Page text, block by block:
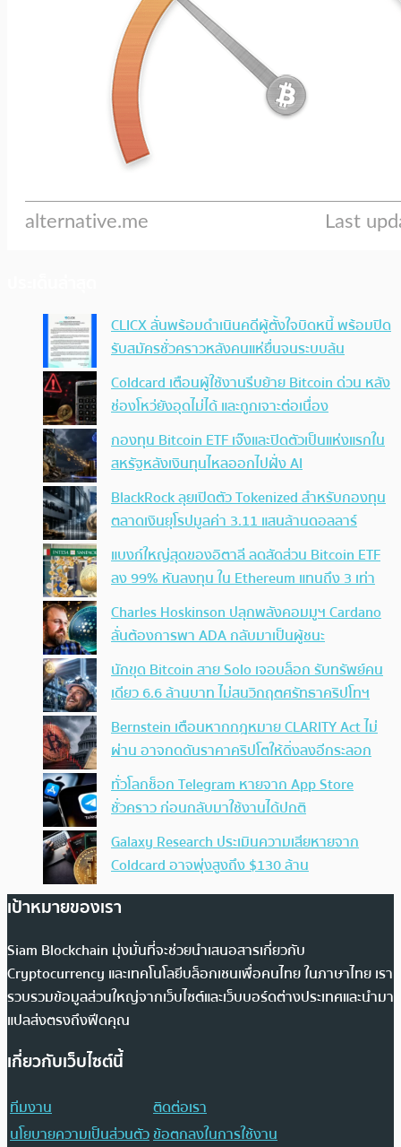
CLICX ลั่นพร้อมดำเนินคดีผู้ตั้งใจบิดหนี้ พร้อมปิด
รับสมัครชั่วคราวหลังคนแห่ยื่นจนระบบล้น
Coldcard เตือนผู้ใช้งานรีบย้าย Bitcoin ด่วน หลัง
ช่องโหว่ยังอุดไม่ได้ และถูกเจาะต่อเนื่อง
กองทุน Bitcoin ETF เจ๊งและปิดตัวเป็นแห่งแรกใน
สหรัฐหลังเงินทุนไหลออกไปฝั่ง AI
BlackRock ลุยเปิดตัว Tokenized สำหรับกองทุน
ตลาดเงินยุโรปมูลค่า 3.11 แสนล้านดอลลาร์
แบงก์ใหญ่สุดของอิตาลี ลดสัดส่วน Bitcoin ETF
ลง 99% หันลงทุน ใน Ethereum แทนถึง 3 เท่า
Charles Hoskinson ปลุกพลังคอมมูฯ Cardano
ลั่นต้องการพา ADA กลับมาเป็นผู้ชนะ
นักขุด Bitcoin สาย Solo เจอบล็อก รับทรัพย์คน
เดียว 6.6 ล้านบาท ไม่สนวิกฤตศรัทธาคริปโทฯ
Bernstein เตือนหากกฎหมาย CLARITY Act ไม่
ผ่าน อาจกดดันราคาคริปโตให้ดิ่งลงอีกระลอก
ทั่วโลกช็อก Telegram หายจาก App Store
ชั่วคราว ก่อนกลับมาใช้งานได้ปกติ
Galaxy Research ประเมินความเสียหายจาก
Coldcard อาจพุ่งสูงถึง $130 ล้าน
เป้าหมายของเรา
Siam Blockchain มุ่งมั่นที่จะช่วยนำเสนอสารเกี่ยวกับ
Cryptocurrency และเทคโนโลยีบล็อกเชนเพื่อคนไทย ในภาษาไทย เรา
รวบรวมข้อมูลส่วนใหญ่จากเว็บไซต์และเว็บบอร์ดต่างประเทศและนำมา
แปลส่งตรงถึงฟีดคุณ
เกี่ยวกับเว็บไซต์นี้
ทีมงาน
ติดต่อเรา
นโยบายความเป็นส่วนตัวข้อตกลงในการใช้งาน